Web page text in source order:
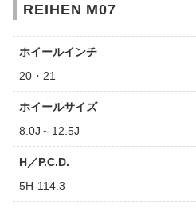
REIHEN M07
ホイールインチ
20・21
ホイールサイズ
8.0J～12.5J
H／P.C.D.
5H-114.3